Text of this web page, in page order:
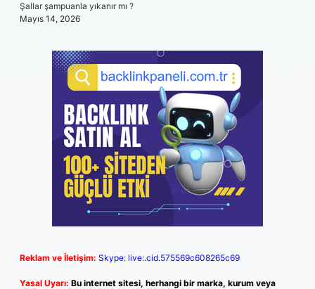
Şallar şampuanla yıkanır mı ?
Mayıs 14, 2026
Reklam ve İletişim: Skype: live:.cid.575569c608265c69
Yasal Uyarı: Bu internet sitesi, herhangi bir marka, kurum veya